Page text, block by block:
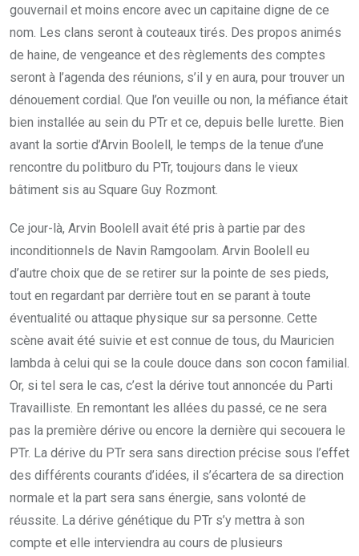
gouvernail et moins encore avec un capitaine digne de ce
nom. Les clans seront à couteaux tirés. Des propos animés
de haine, de vengeance et des règlements des comptes
seront à l’agenda des réunions, s’il y en aura, pour trouver un
dénouement cordial. Que l’on veuille ou non, la méfiance était
bien installée au sein du PTr et ce, depuis belle lurette. Bien
avant la sortie d’Arvin Boolell, le temps de la tenue d’une
rencontre du politburo du PTr, toujours dans le vieux
bâtiment sis au Square Guy Rozmont.
Ce jour-là, Arvin Boolell avait été pris à partie par des
inconditionnels de Navin Ramgoolam. Arvin Boolell eu
d’autre choix que de se retirer sur la pointe de ses pieds,
tout en regardant par derrière tout en se parant à toute
éventualité ou attaque physique sur sa personne. Cette
scène avait été suivie et est connue de tous, du Mauricien
lambda à celui qui se la coule douce dans son cocon familial.
Or, si tel sera le cas, c’est la dérive tout annoncée du Parti
Travailliste. En remontant les allées du passé, ce ne sera
pas la première dérive ou encore la dernière qui secouera le
PTr. La dérive du PTr sera sans direction précise sous l’effet
des différents courants d’idées, il s’écartera de sa direction
normale et la part sera sans énergie, sans volonté de
réussite. La dérive génétique du PTr s’y mettra à son
compte et elle interviendra au cours de plusieurs